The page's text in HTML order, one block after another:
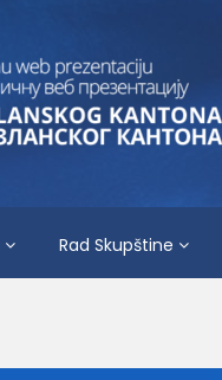
Rad Skupštine